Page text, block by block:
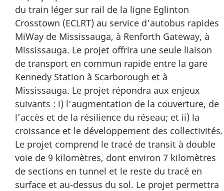
du train léger sur rail de la ligne Eglinton
Crosstown (ECLRT) au service d’autobus rapides
MiWay de Mississauga, à Renforth Gateway, à
Mississauga. Le projet offrira une seule liaison
de transport en commun rapide entre la gare
Kennedy Station à Scarborough et à
Mississauga. Le projet répondra aux enjeux
suivants : i) l’augmentation de la couverture, de
l’accès et de la résilience du réseau; et ii) la
croissance et le développement des collectivités.
Le projet comprend le tracé de transit à double
voie de 9 kilomètres, dont environ 7 kilomètres
de sections en tunnel et le reste du tracé en
surface et au-dessus du sol. Le projet permettra